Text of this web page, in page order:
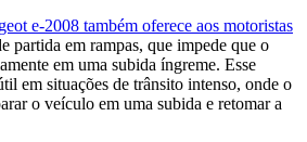
e-2008 também oferece aos motoristas
partida em rampas, que impede que o
em uma subida íngreme. Esse
em situações de trânsito intenso, onde o
o veículo em uma subida e retomar a